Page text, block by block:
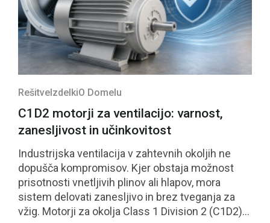
RešitveIzdelkiO Domelu
C1D2 motorji za ventilacijo: varnost,
zanesljivost in učinkovitost
Industrijska ventilacija v zahtevnih okoljih ne
dopušča kompromisov. Kjer obstaja možnost
prisotnosti vnetljivih plinov ali hlapov, mora
sistem delovati zanesljivo in brez tveganja za
vžig. Motorji za okolja Class 1 Division 2 (C1D2)